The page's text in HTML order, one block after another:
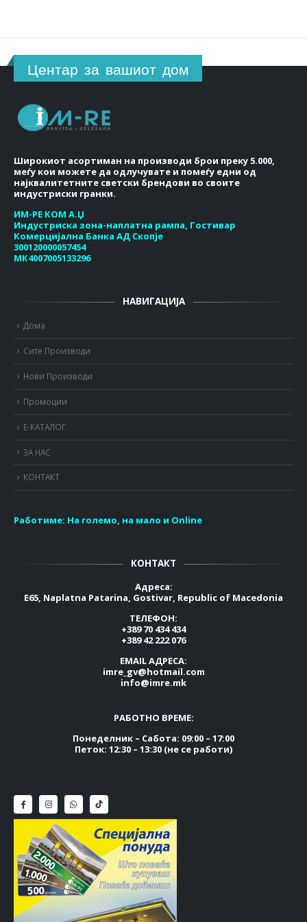
Центар за вашиот дом
Широкиот асортиман на производи брои преку 5.000,
меѓу кои можете да одлучувате и помеѓу едни од
најквалитетните светски брендови во своите
индустриски гранки.
ИМ-РЕ КОМ А.Џ
Индустриска зона-наплатна рампа, Гостивар
Комерцијална Банка АД Скопје
300120000057454
МК4007005133296
НАВИГАЦИЈА
Дома
Сите Производи
Нови Производи
Промоции
Е-КАТАЛОГ
ЗА НАС
КОНТАКТ
Работиме: На големо, на мало и Online
КОНТАКТ
Адреса:
E65, Naplatna Patarina, Gostivar, Republic of Macedonia
ТЕЛЕФОН:
+389 70 434 434
+389 42 222 076
EMAIL АДРЕСА:
imre_gv@hotmail.com
info@imre.mk
РАБОТНО ВРЕМЕ:
Понеделник – Сабота: 09:00 – 17:00
Петок: 12:30 – 13:30 (не се работи)